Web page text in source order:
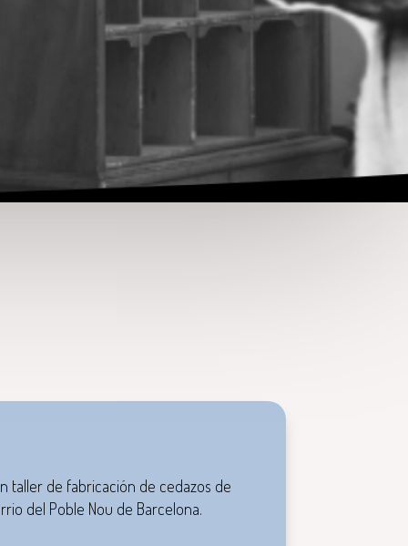
taller de fabricación de cedazos de
del Poble Nou de Barcelona.